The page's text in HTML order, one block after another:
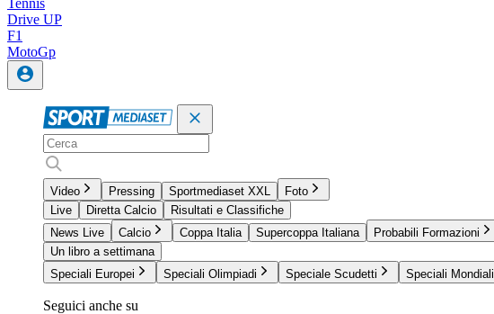
Tennis
Drive UP
F1
MotoGp
Video Pressing Sportmediaset XXL
Foto
Live
Diretta Calcio
Risultati e Classifiche
News Live
Calcio Coppa Italia Supercoppa Italiana Probabili Formazioni
Un libro a settimana
Speciali Europei
Speciali Olimpiadi Speciale Scudetti Speciali Mondiali
Seguici anche su